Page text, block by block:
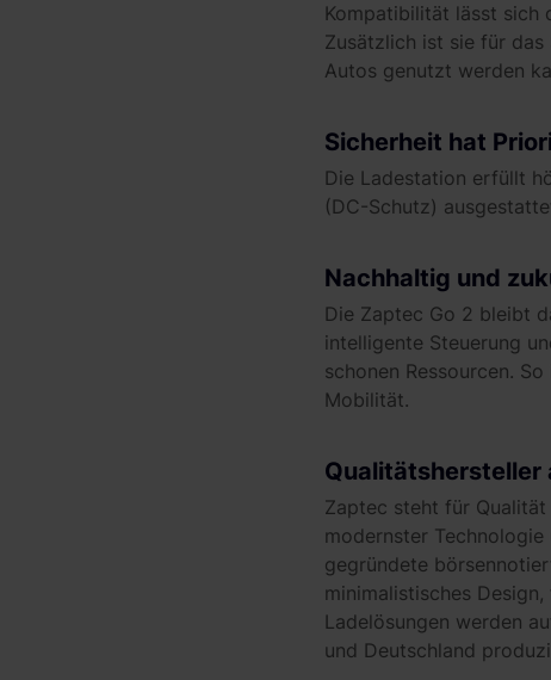
Kompatibilität lässt sich
Zusätzlich ist sie für das
Autos genutzt werden
Sicherheit hat
Die Ladestation erfüllt
(DC-Schutz)
Nachhaltig und
Die Zaptec Go 2 bleibt
intelligente Steuerung
schonen Ressourcen.
Mobilität.
Qualitätshersteller
Zaptec steht für Qualität
modernster
gegründete
minimalistisches
Ladelösungen werden
und Deutschland